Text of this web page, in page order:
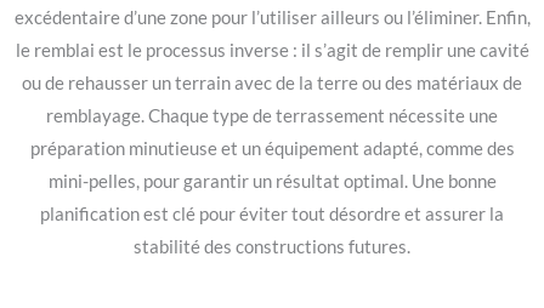
excédentaire d’une zone pour l’utiliser ailleurs ou l’éliminer. Enfin,
le remblai est le processus inverse : il s’agit de remplir une cavité
ou de rehausser un terrain avec de la terre ou des matériaux de
remblayage. Chaque type de terrassement nécessite une
préparation minutieuse et un équipement adapté, comme des
mini-pelles, pour garantir un résultat optimal. Une bonne
planification est clé pour éviter tout désordre et assurer la
stabilité des constructions futures.